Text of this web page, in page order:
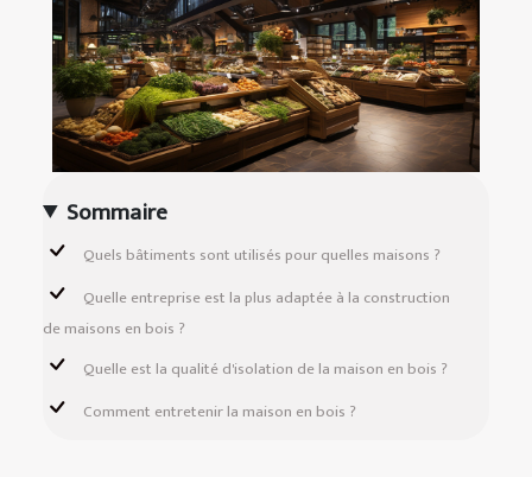
Sommaire
Quels bâtiments sont utilisés pour quelles maisons ?
Quelle entreprise est la plus adaptée à la construction
de maisons en bois ?
Quelle est la qualité d'isolation de la maison en bois ?
Comment entretenir la maison en bois ?